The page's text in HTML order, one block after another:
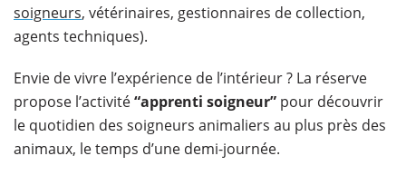
soigneurs, vétérinaires, gestionnaires de collection,
agents techniques).
Envie de vivre l’expérience de l’intérieur ? La réserve
propose l’activité“apprenti soigneur” pour découvrir
le quotidien des soigneurs animaliers au plus près des
animaux, le temps d’une demi-journée.